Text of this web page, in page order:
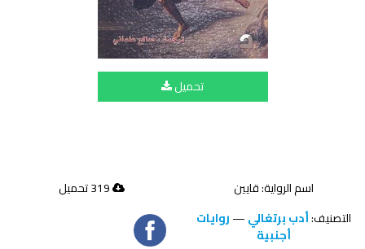
تحميل
اسم الرواية: قايين
التصنيف:أدب برتغالي—روايات
أجنبية